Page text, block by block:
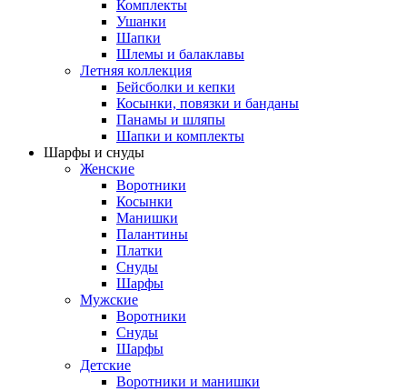
Комплекты
Ушанки
Шапки
Шлемы и балаклавы
Летняя коллекция
Бейсболки и кепки
Косынки, повязки и банданы
Панамы и шляпы
Шапки и комплекты
Шарфы и снуды
Женские
Воротники
Косынки
Манишки
Палантины
Платки
Снуды
Шарфы
Мужские
Воротники
Снуды
Шарфы
Детские
Воротники и манишки